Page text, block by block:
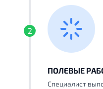
2
ПОЛЕВЫЕ
Специалист